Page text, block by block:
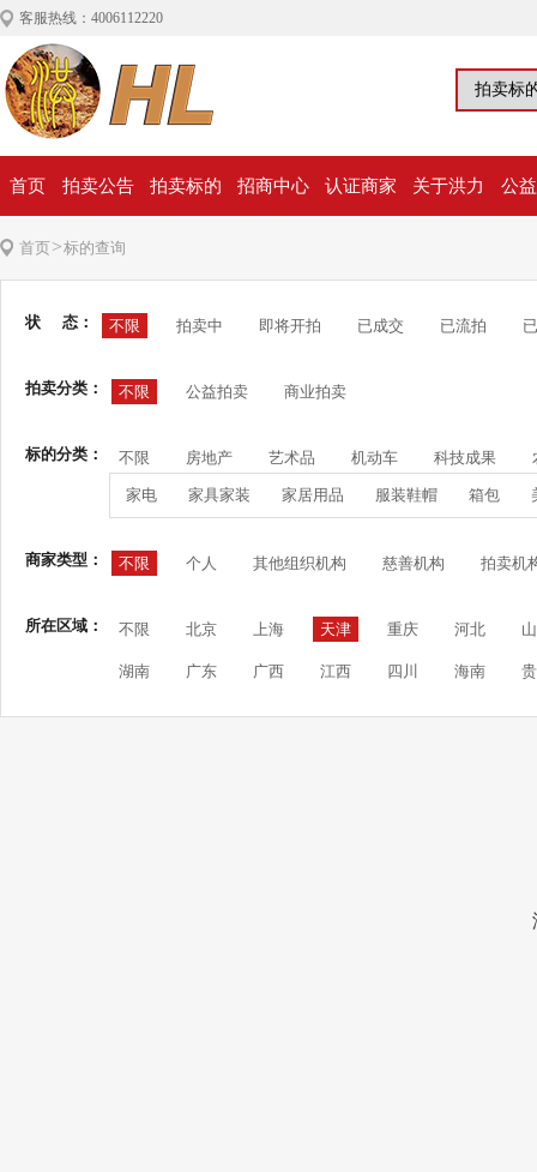
客服热线：4006112220
首页 拍卖公告 拍卖标的 招商中心 认证商家 关于洪力 公
首页>标的查询
状 态： 不限 拍卖中 即将开拍 已成交 已流拍
拍卖分类： 不限 公益拍卖 商业拍卖
标的分类： 不限 房地产 艺术品 机动车 科技成果
家电 家具家装 家居用品 服装鞋帽 箱包
商家类型： 不限 个人 其他组织机构 慈善机构 拍卖机
所在区域： 不限 北京 上海 天津 重庆 河北
湖南 广东 广西 江西 四川 海南